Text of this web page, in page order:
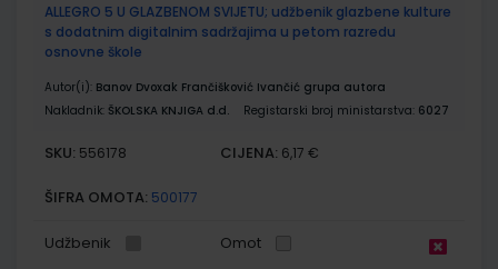
ALLEGRO 5 U GLAZBENOM SVIJETU; udžbenik glazbene kulture
s dodatnim digitalnim sadržajima u petom razredu
osnovne škole
Autor(i): Banov Dvoxak Frančišković Ivančić grupa autora
Nakladnik: ŠKOLSKA KNJIGA d.d. Registarski broj ministarstva: 6027
SKU: 556178 CIJENA: 6,17 €
ŠIFRA OMOTA: 500177
Udžbenik Omot